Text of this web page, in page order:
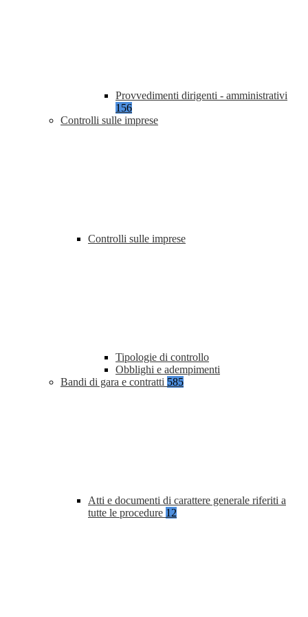
Provvedimenti dirigenti - amministrativi
156
Controlli sulle imprese
Controlli sulle imprese
Tipologie di controllo
Obblighi e adempimenti
Bandi di gara e contratti 585
Atti e documenti di carattere generale riferiti a
tutte le procedure 12